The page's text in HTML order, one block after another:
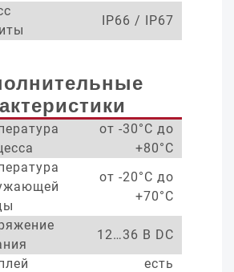
IP66 / IP67
от -30°С до
+80°С
от -20°С до
+70°С
12…36 В DC
есть